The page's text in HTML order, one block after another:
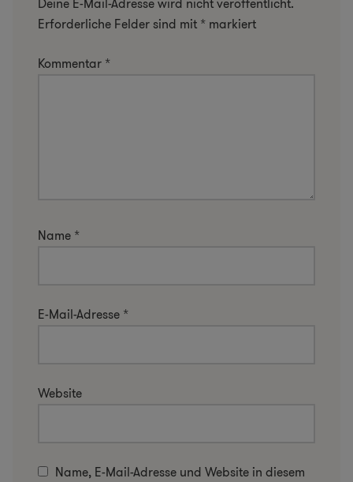
Erforderliche Felder sind mit * markiert
Kommentar *
Name *
E-Mail-Adresse *
Website
Name, E-Mail-Adresse und Website in diesem